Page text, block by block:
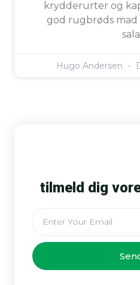
krydderurter og
god rugbrøds
Hugo Andersen
tilmeld dig